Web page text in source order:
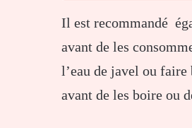
Il est recommandé
avant de les
l’eau de javel ou
avant de les boire ou